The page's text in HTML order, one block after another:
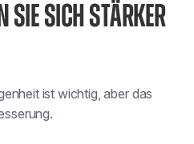
SIE SICH STÄRKER
ist wichtig, aber das